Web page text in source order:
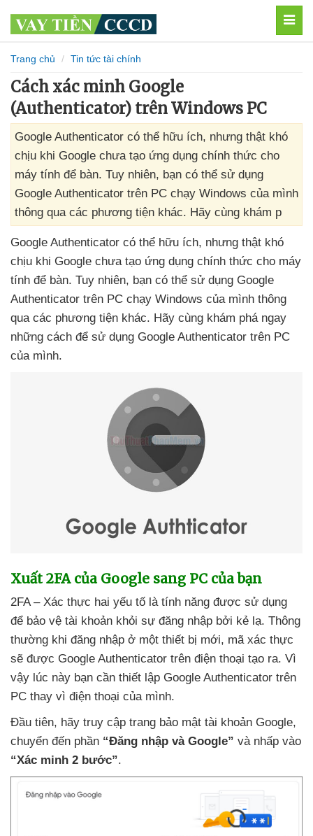
Trang chủ Tin tức tài chính
Cách xác minh Google
(Authenticator) trên Windows PC
Google Authenticator có thể hữu ích, nhưng thật khó
chịu khi Google chưa tạo ứng dụng chính thức cho
máy tính để bàn. Tuy nhiên, bạn có thể sử dụng
Google Authenticator trên PC chạy Windows của mình
thông qua các phương tiện khác. Hãy cùng khám p
Google Authenticator có thể hữu ích, nhưng thật khó
chịu khi Google chưa tạo ứng dụng chính thức cho máy
tính để bàn. Tuy nhiên, bạn có thể sử dụng Google
Authenticator trên PC chạy Windows của mình thông
qua các phương tiện khác. Hãy cùng khám phá ngay
những cách để sử dụng Google Authenticator trên PC
của mình.
Xuất 2FA của Google sang PC của bạn
2FA – Xác thực hai yếu tố là tính năng được sử dụng
để bảo vệ tài khoản khỏi sự đăng nhập bởi kẻ lạ. Thông
thường khi đăng nhập ở một thiết bị mới, mã xác thực
sẽ được Google Authenticator trên điện thoại tạo ra. Vì
vậy lúc này bạn cần thiết lập Google Authenticator trên
PC thay vì điện thoại của mình.
Đầu tiên, hãy truy cập trang bảo mật tài khoản Google,
chuyển đến phần “Đăng nhập và Google” và nhấp vào
“Xác minh 2 bước”.